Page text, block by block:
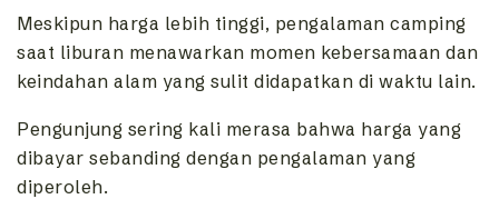
Meskipun harga lebih tinggi, pengalaman camping
saat liburan menawarkan momen kebersamaan dan
keindahan alam yang sulit didapatkan di waktu lain.
Pengunjung sering kali merasa bahwa harga yang
dibayar sebanding dengan pengalaman yang
diperoleh.